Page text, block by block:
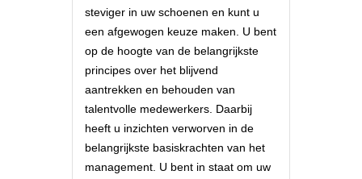
steviger in uw schoenen en kunt u
een afgewogen keuze maken. U bent
op de hoogte van de belangrijkste
principes over het blijvend
aantrekken en behouden van
talentvolle medewerkers. Daarbij
heeft u inzichten verworven in de
belangrijkste basiskrachten van het
management. U bent in staat om uw